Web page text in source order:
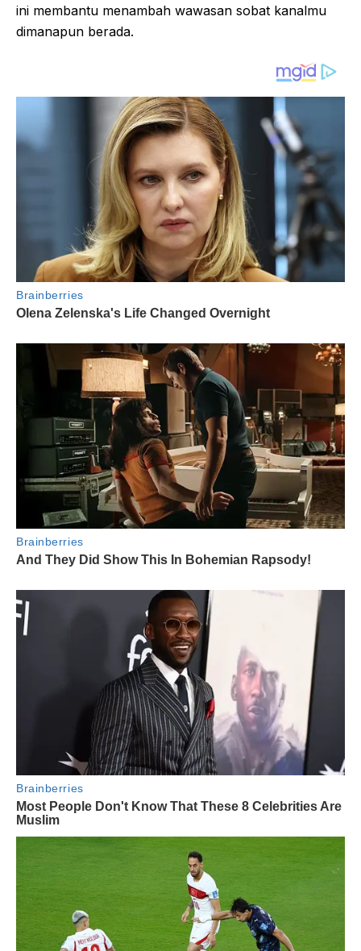
ini membantu menambah wawasan sobat kanalmu
dimanapun berada.